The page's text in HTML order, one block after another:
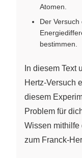
Atomen.
Der
bestimmen.
In diesem Text
Hertz-Versuch
diesem
Problem für
Wissen mithilfe
zum Franck-